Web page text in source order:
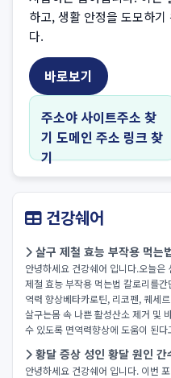
하고, 생활 안정을 도모하
다.
바로보기
주소야 사이트주소 찾
기 도메인 주소 링크 찾
기
건강쉐어
살구 제철 효능 부작용 먹는
안녕하세요 건강쉐어 입니다.오늘
제철 효능 부작용 먹는법 칼로리를
역력 향상베타카로틴, 리코펜, 퀘세
살구는몸 속 나쁜 활성산소 제거 및
수 있도록 면역력향상에 도움이 된다
황달 증상 성인 황달 원인 간
안녕하세요 건강쉐어 입니다. 이번